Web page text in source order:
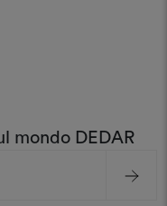
mondo DEDAR